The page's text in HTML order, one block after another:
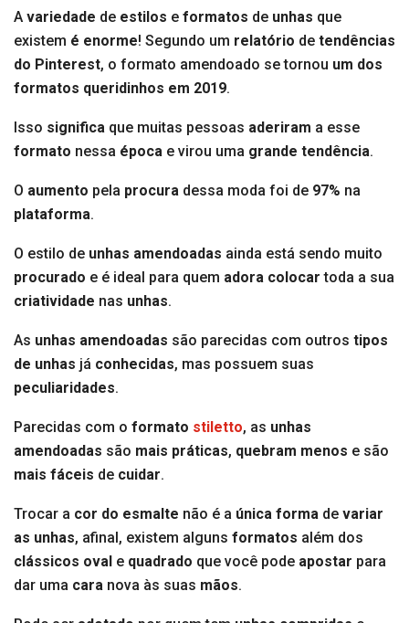
A variedade de estilos e formatos de unhas que
existem é enorme! Segundo um relatório de tendências
do Pinterest, o formato amendoado se tornou um dos
formatos queridinhos em 2019.
Isso significa que muitas pessoas aderiram a esse
formato nessa época e virou uma grande tendência.
O aumento pela procura dessa moda foi de 97% na
plataforma.
O estilo de unhas amendoadas ainda está sendo muito
procurado e é ideal para quem adora colocar toda a sua
criatividade nas unhas.
As unhas amendoadas são parecidas com outros tipos
de unhas já conhecidas, mas possuem suas
peculiaridades.
Parecidas com o formato stiletto, as unhas
amendoadas são mais práticas, quebram menos e são
mais fáceis de cuidar.
Trocar a cor do esmalte não é a única forma de variar
as unhas, afinal, existem alguns formatos além dos
clássicos oval e quadrado que você pode apostar para
dar uma cara nova às suas mãos.